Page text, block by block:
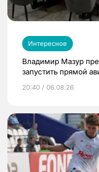
Интересное
Владимир Мазур
запустить прямой
20:40 / 06.08.26